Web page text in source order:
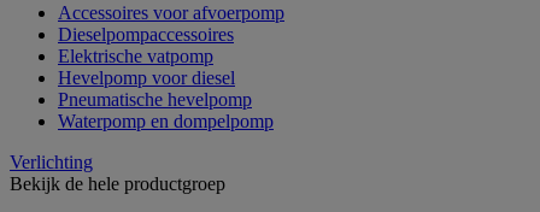
Accessoires voor afvoerpomp
Dieselpompaccessoires
Elektrische vatpomp
Hevelpomp voor diesel
Pneumatische hevelpomp
Waterpomp en dompelpomp
Verlichting
Bekijk de hele productgroep